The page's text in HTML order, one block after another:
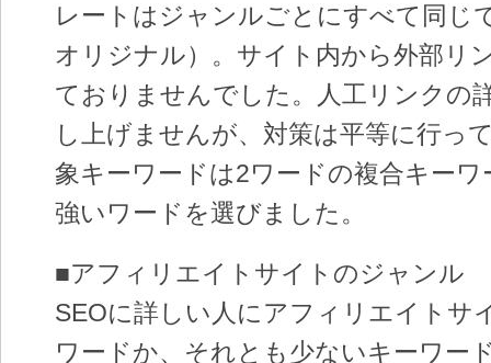
レートはジャンルごとにすべて同じ
オリジナル）。サイト内から外部リ
ておりませんでした。人工リンクの
し上げませんが、対策は平等に行っ
象キーワードは2ワードの複合キーワ
強いワードを選びました。
■アフィリエイトサイトのジャンル
SEOに詳しい人にアフィリエイトサ
ワードか、それとも少ないキーワー